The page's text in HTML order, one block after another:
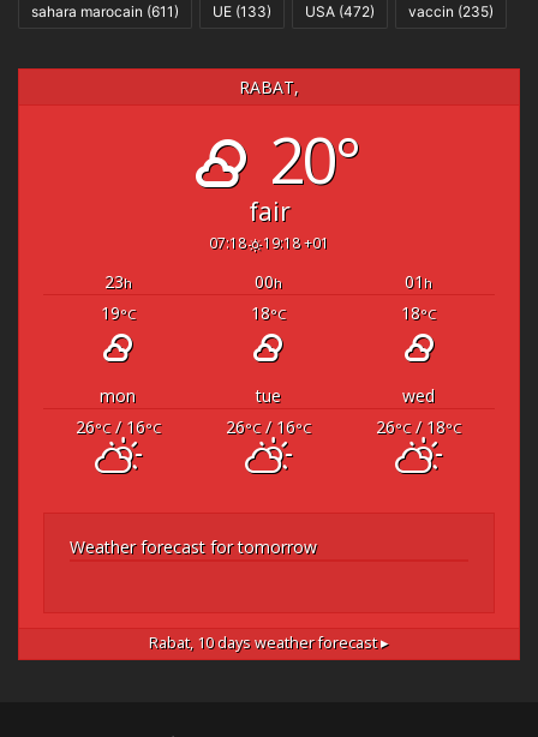
sahara marocain (611) UE (133) USA (472) vaccin (235)
RABAT,
20°
fair
07:18 19:18 +01
23h 00h 01 h
19°C 18°C 18°C
mon tue
wed
26°C/ 16°C 26°C/ 16°C 26°C/ 18°C
Weather forecast for tomorrow
Rabat,10 days weather forecast ▸